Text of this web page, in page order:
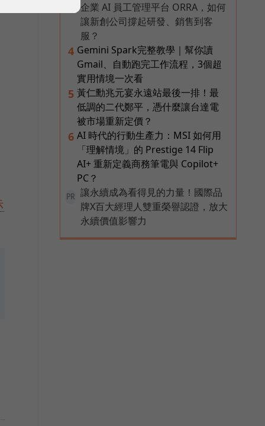
企業 AI 員工管理平台 ORRA，如何
讓新創公司撐起研發、銷售到客
服？
4 Gemini Spark完整教學｜幫你讀
Gmail、自動跑完工作流程，3個超
實用情境一次看
5 黃仁勳兆元宴永遠站最後一排！最
低調的二代鄭平，憑什麼讓台達電
被市場重新定價？
6 AI 時代的行動生產力：MSI 如何用
「理解情境」的 Prestige 14 Flip
AI+ 重新定義商務筆電與 Copilot+
PC？
PR
讓永續成為看得見的力量！國際品
牌X百大經理人雙重榮譽認證，放大
永續價值影響力